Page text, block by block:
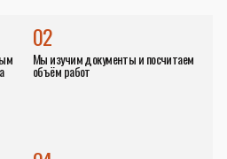
02
Мы изучим документы и посчитаем
объём работ